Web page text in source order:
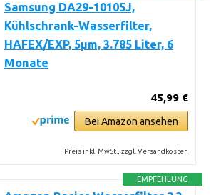
Samsung DA29-10105J,
Kühlschrank-Wasserfilter,
HAFEX/EXP, 5µm, 3.785 Liter, 6
Monate
45,99 €
Bei Amazon ansehen
Preis inkl. MwSt., zzgl. Versandkosten
EMPFEHLUNG